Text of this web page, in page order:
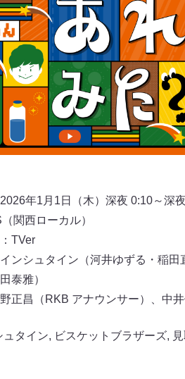
年1月1日（木）深夜 0:10～深
関西ローカル）
TVer
ンシュタイン（河井ゆずる・稲
泰雅）
正昌（RKB アナウンサー）、中
ュタイン, ビスケットブラザーズ,